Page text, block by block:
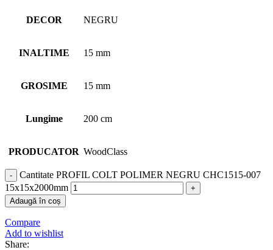
DECOR NEGRU
INALTIME 15 mm
GROSIME 15 mm
Lungime 200 cm
PRODUCATOR WoodClass
Cantitate PROFIL COLT POLIMER NEGRU CHC1515-007
15x15x2000mm
Adaugă în coș
Compare
Add to wishlist
Share: